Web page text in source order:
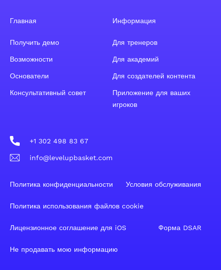
Главная
Получить демо
Возможности
Основатели
Консультативный совет
Информация
Для тренеров
Для академий
Для создателей контента
Приложение для ваших
игроков
+1 302 498 83 67
info@levelupbasket.com
Политика конфиденциальности Условия обслуживания
Политика использования файлов cookie
Лицензионное соглашение для iOS Форма DSAR
Не продавать мою информацию